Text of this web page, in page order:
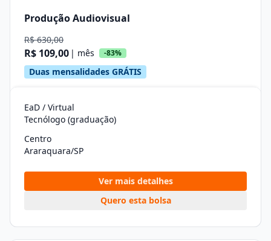
Produção Audiovisual
R$ 630,00
R$ 109,00 | mês -83%
Duas mensalidades GRÁTIS
EaD / Virtual
Tecnólogo (graduação)
Centro
Araraquara/SP
Ver mais detalhes
Quero esta bolsa